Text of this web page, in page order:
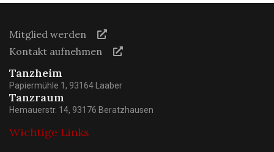
Mitglied werden
Kontakt aufnehmen
Tanzheim
Papiermühle 1, 93164 Laaber
Tanzraum
Hemauerstr. 14, 93176 Beratzhausen
Wichtige Links